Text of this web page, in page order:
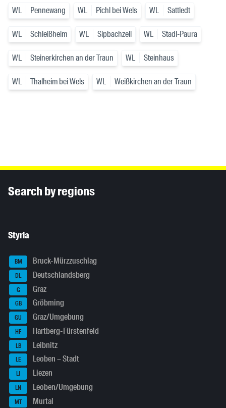
WL Pennewang WL Pichl bei Wels WL Sattledt
WL Schleißheim WL Sipbachzell WL Stadl-Paura
WL Steinerkirchen an der Traun WL Steinhaus
WL Thalheim bei Wels WL Weißkirchen an der Traun
Search by regions
Styria
BM Bruck-Mürzzuschlag
DL Deutschlandsberg
G Graz
GB Gröbming
GU Graz/Umgebung
HF Hartberg-Fürstenfeld
LB Leibnitz
LE Leoben – Stadt
LI Liezen
LN Leoben/Umgebung
MT Murtal